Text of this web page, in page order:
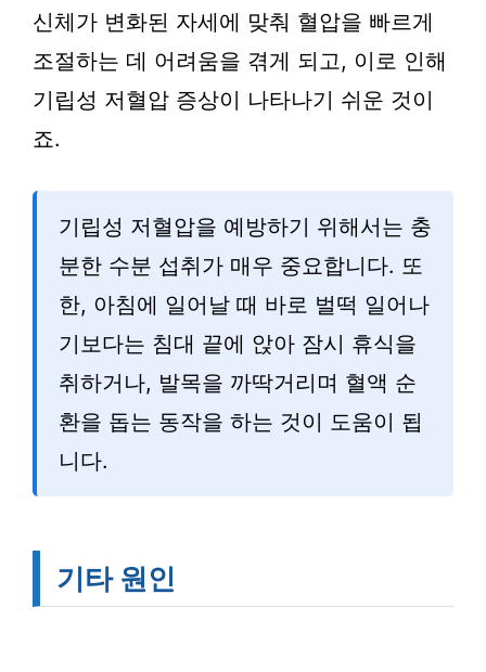
신체가 변화된 자세에 맞춰 혈압을 빠르게
조절하는 데 어려움을 겪게 되고, 이로 인해
기립성 저혈압 증상이 나타나기 쉬운 것이
죠.
기립성 저혈압을 예방하기 위해서는 충
분한 수분 섭취가 매우 중요합니다. 또
한, 아침에 일어날 때 바로 벌떡 일어나
기보다는 침대 끝에 앉아 잠시 휴식을
취하거나, 발목을 까딱거리며 혈액 순
환을 돕는 동작을 하는 것이 도움이 됩
니다.
기타 원인